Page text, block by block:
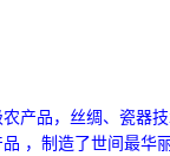
产品，丝绸、瓷器
，制造了世间最华